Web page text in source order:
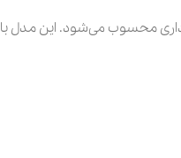
محسوب می‌شود. این مدل با